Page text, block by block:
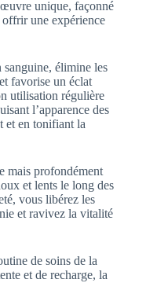
unique, façonné
une expérience
élimine les
favorise un éclat
utilisation régulière
l’apparence des
et en tonifiant la
mais profondément
et lents le long des
vous libérez les
et ravivez la vitalité
de soins de la
et de recharge, la